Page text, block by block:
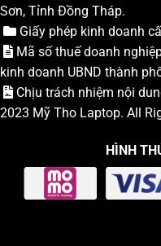
Sơn, Tỉnh Đồng Tháp.
Giấy phép kinh doanh
Mã số thuế doanh
kinh doanh UBND thành
Chịu trách nhiệm nội
2023 Mỹ Tho Laptop. All
HÌNH